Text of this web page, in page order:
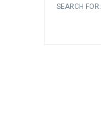
SEARCH FOR: